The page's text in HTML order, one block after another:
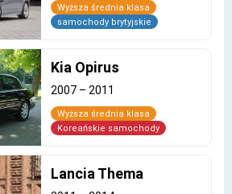
Wyższa średnia klasa
samochody brytyjskie
Kia Opirus
2007 – 2011
Wyższa średnia klasa
Koreańskie samochody
Lancia Thema